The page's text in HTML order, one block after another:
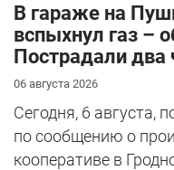
В гараже на
вспыхнул газ –
Пострадали два
06 августа 2026
Сегодня, 6 августа,
по сообщению о
кооперативе в